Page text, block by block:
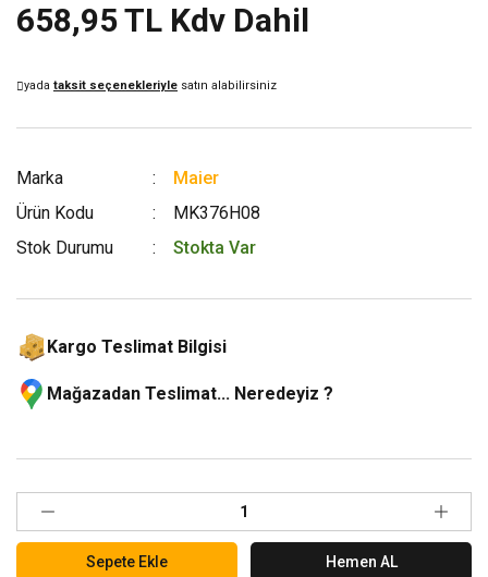
658,95 TL Kdv Dahil
yada taksit seçenekleriyle satın alabilirsiniz
Marka
Maier
Ürün Kodu
MK376H08
Stok Durumu
Stokta Var
Kargo Teslimat Bilgisi
Mağazadan Teslimat... Neredeyiz ?
Sepete Ekle Hemen AL